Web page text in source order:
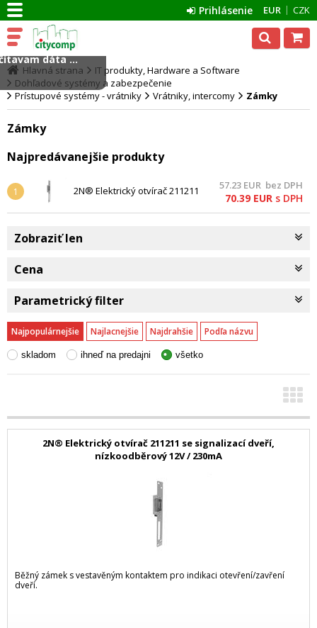
EUR CZK
Prihlásenie
Hlavná strana
IT produkty, Hardware a Software
Dohľadové systémy a zabezpečenie
Prístupové systémy - vrátniky
Vrátniky, intercomy Zámky
Zámky
Najpredávanejšie produkty
1
2N® Elektrický otvírač 211211
nízkoodběrový 12V / 230mA
57.23 EUR bez DPH
70.39 EUR s DPH
Zobraziť len
Cena
Parametrický filter
Najpopulárnejšie Najlacnejšie Najdrahšie Podľa názvu
skladom ihneď na predajni všetko
2N® Elektrický otvírač 211211 se signalizací dveří,
nízkoodběrový 12V / 230mA
Běžný zámek s vestavěným kontaktem pro indikaci otevření/zavření
dveří.
dáta ...